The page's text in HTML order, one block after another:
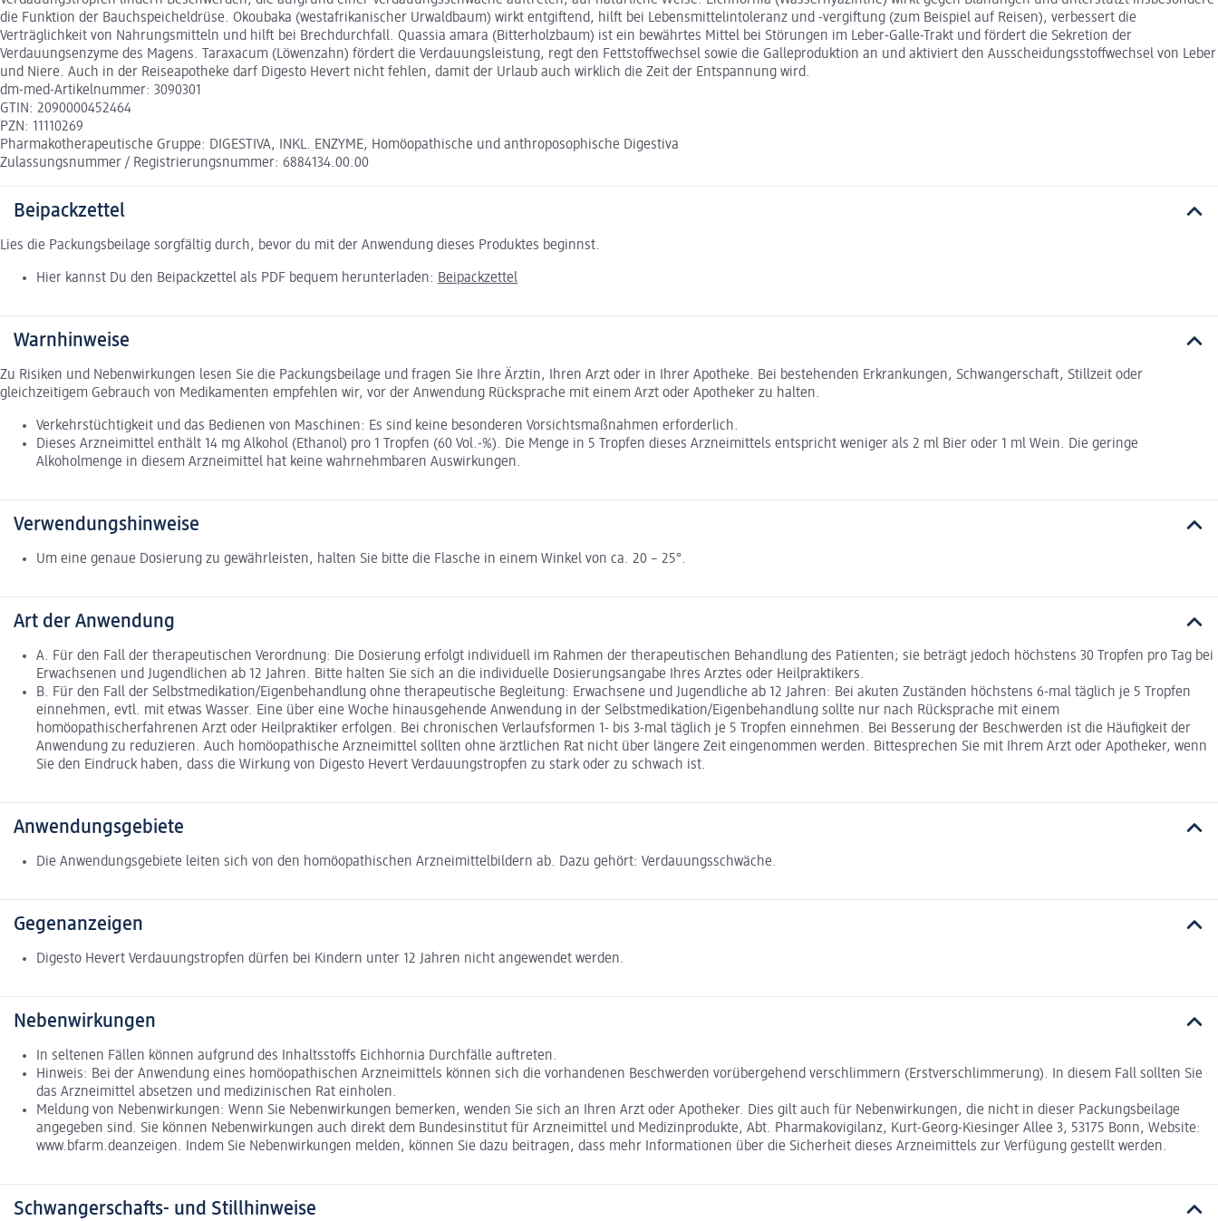
die Funktion der Bauchspeicheldrüse. Okoubaka (westafrikanischer Urwaldbaum) wirkt entgiftend, hilft bei Lebensmittelintoleranz und -vergiftung (zum Beispiel auf Reisen), verbessert die
Verträglichkeit von Nahrungsmitteln und hilft bei Brechdurchfall. Quassia amara (Bitterholzbaum) ist ein bewährtes Mittel bei Störungen im Leber-Galle-Trakt und fördert die Sekretion der
Verdauungsenzyme des Magens. Taraxacum (Löwenzahn) fördert die Verdauungsleistung, regt den Fettstoffwechsel sowie die Galleproduktion an und aktiviert den Ausscheidungsstoffwechsel von Leber
und Niere. Auch in der Reiseapotheke darf Digesto Hevert nicht fehlen, damit der Urlaub auch wirklich die Zeit der Entspannung wird.
dm-med-Artikelnummer: 3090301
GTIN: 2090000452464
PZN: 11110269
Pharmakotherapeutische Gruppe: DIGESTIVA, INKL. ENZYME, Homöopathische und anthroposophische Digestiva
Zulassungsnummer / Registrierungsnummer: 6884134.00.00
Beipackzettel
Lies die Packungsbeilage sorgfältig durch, bevor du mit der Anwendung dieses Produktes beginnst.
Hier kannst Du den Beipackzettel als PDF bequem herunterladen: Beipackzettel
Warnhinweise
Zu Risiken und Nebenwirkungen lesen Sie die Packungsbeilage und fragen Sie Ihre Ärztin, Ihren Arzt oder in Ihrer Apotheke. Bei bestehenden Erkrankungen, Schwangerschaft, Stillzeit oder
gleichzeitigem Gebrauch von Medikamenten empfehlen wir, vor der Anwendung Rücksprache mit einem Arzt oder Apotheker zu halten.
Verkehrstüchtigkeit und das Bedienen von Maschinen: Es sind keine besonderen Vorsichtsmaßnahmen erforderlich.
Dieses Arzneimittel enthält 14 mg Alkohol (Ethanol) pro 1 Tropfen (60 Vol.-%). Die Menge in 5 Tropfen dieses Arzneimittels entspricht weniger als 2 ml Bier oder 1 ml Wein. Die geringe
Alkoholmenge in diesem Arzneimittel hat keine wahrnehmbaren Auswirkungen.
Verwendungshinweise
Um eine genaue Dosierung zu gewährleisten, halten Sie bitte die Flasche in einem Winkel von ca. 20 – 25°.
Art der Anwendung
A. Für den Fall der therapeutischen Verordnung: Die Dosierung erfolgt individuell im Rahmen der therapeutischen Behandlung des Patienten; sie beträgt jedoch höchstens 30 Tropfen pro Tag bei
Erwachsenen und Jugendlichen ab 12 Jahren. Bitte halten Sie sich an die individuelle Dosierungsangabe Ihres Arztes oder Heilpraktikers.
B. Für den Fall der Selbstmedikation/Eigenbehandlung ohne therapeutische Begleitung: Erwachsene und Jugendliche ab 12 Jahren: Bei akuten Zuständen höchstens 6-mal täglich je 5 Tropfen
einnehmen, evtl. mit etwas Wasser. Eine über eine Woche hinausgehende Anwendung in der Selbstmedikation/Eigenbehandlung sollte nur nach Rücksprache mit einem
homöopathischerfahrenen Arzt oder Heilpraktiker erfolgen. Bei chronischen Verlaufsformen 1- bis 3-mal täglich je 5 Tropfen einnehmen. Bei Besserung der Beschwerden ist die Häufigkeit der
Anwendung zu reduzieren. Auch homöopathische Arzneimittel sollten ohne ärztlichen Rat nicht über längere Zeit eingenommen werden. Bittesprechen Sie mit Ihrem Arzt oder Apotheker, wenn
Sie den Eindruck haben, dass die Wirkung von Digesto Hevert Verdauungstropfen zu stark oder zu schwach ist.
Anwendungsgebiete
Die Anwendungsgebiete leiten sich von den homöopathischen Arzneimittelbildern ab. Dazu gehört: Verdauungsschwäche.
Gegenanzeigen
Digesto Hevert Verdauungstropfen dürfen bei Kindern unter 12 Jahren nicht angewendet werden.
Nebenwirkungen
In seltenen Fällen können aufgrund des Inhaltsstoffs Eichhornia Durchfälle auftreten.
Hinweis: Bei der Anwendung eines homöopathischen Arzneimittels können sich die vorhandenen Beschwerden vorübergehend verschlimmern (Erstverschlimmerung). In diesem Fall sollten Sie
das Arzneimittel absetzen und medizinischen Rat einholen.
Meldung von Nebenwirkungen: Wenn Sie Nebenwirkungen bemerken, wenden Sie sich an Ihren Arzt oder Apotheker. Dies gilt auch für Nebenwirkungen, die nicht in dieser Packungsbeilage
angegeben sind. Sie können Nebenwirkungen auch direkt dem Bundesinstitut für Arzneimittel und Medizinprodukte, Abt. Pharmakovigilanz, Kurt-Georg-Kiesinger Allee 3, 53175 Bonn, Website:
www.bfarm.deanzeigen. Indem Sie Nebenwirkungen melden, können Sie dazu beitragen, dass mehr Informationen über die Sicherheit dieses Arzneimittels zur Verfügung gestellt werden.
Schwangerschafts- und Stillhinweise